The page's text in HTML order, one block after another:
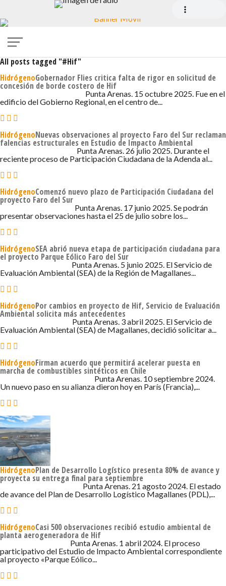
All posts tagged "#Hif"
HidrógenoGobernador Flies critica falta de rigor en solicitud de
concesión de borde costero de Hif
Punta Arenas. 15 octubre 2025. Fue en el
edificio del Gobierno Regional, en el centro de...
HidrógenoNuevas observaciones al proyecto Faro del Sur reclaman
falencias estructurales en Estudio de Impacto Ambiental
Punta Arenas. 26 julio 2025. Durante el
reciente proceso de Participación Ciudadana de la Adenda al...
HidrógenoComenzó nuevo plazo de Participación Ciudadana del
proyecto Faro del Sur
17 DE JUNIO DE 2025 - 5:19 Punta Arenas. 17 junio 2025. Se podrán
presentar observaciones hasta el 25 de julio sobre los...
HidrógenoSEA abrió nueva etapa de participación ciudadana para
el proyecto Parque Eólico Faro del Sur
5 DE JUNIO DE 2025 - 8:11 Punta Arenas. 5 junio 2025. El Servicio de
Evaluación Ambiental (SEA) de la Región de Magallanes...
HidrógenoPor cambios en proyecto de Hif, Servicio de Evaluación
Ambiental solicita más antecedentes
Punta Arenas. 3 abril 2025. El Servicio de
Evaluación Ambiental (SEA) de Magallanes, decidió solicitar a...
HidrógenoFirman acuerdo que permitirá acelerar puesta en
marcha de combustibles sintéticos en Chile
Punta Arenas. 10 septiembre 2024.
Un nuevo paso en su alianza dieron hoy en París (Francia),...
HidrógenoPlan de Desarrollo Logístico presenta 80% de avance y
proyecta su entrega final para septiembre
21 DE AGOSTO DE 2024 - 4:33 Punta Arenas. 21 agosto 2024. El estado
de avance del Plan de Desarrollo Logístico Magallanes (PDL),...
HidrógenoCasi 500 observaciones recibió estudio ambiental de
planta aerogeneradora de Hif
1 DE ABRIL DE 2024 - 4:51 Punta Arenas. 1 abril 2024. El proceso
participativo del Estudio de Impacto Ambiental correspondiente
al proyecto «Parque Eólico...